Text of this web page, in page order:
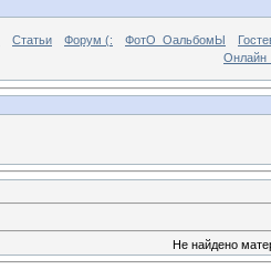
Статьи Форум (: ФотО_ОальбомЫ
Онлайн
Не найдено